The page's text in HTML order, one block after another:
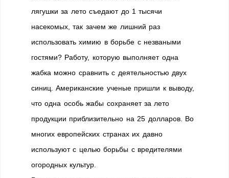
лягушки за лето съедают до 1 тысячи
насекомых, так зачем же лишний раз
использовать химию в борьбе с незваными
гостями? Работу, которую выполняет одна
жабка можно сравнить с деятельностью двух
синиц. Американские ученые пришли к выводу,
что одна особь жабы сохраняет за лето
продукции приблизительно на 25 долларов. Во
многих европейских странах их давно
используют с целью борьбы с вредителями
огородных культур.